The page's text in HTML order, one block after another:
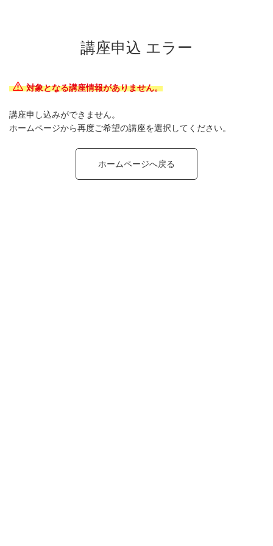
講座申込 エラー
対象となる講座情報がありません。
講座申し込みができません。
ホームページから再度ご希望の講座を選択してください。
ホームページへ戻る